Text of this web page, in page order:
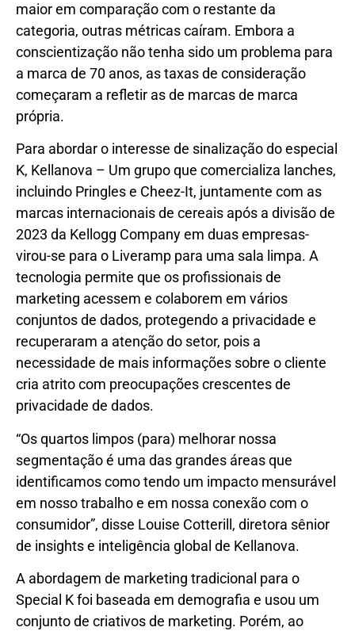
maior em comparação com o restante da
categoria, outras métricas caíram. Embora a
conscientização não tenha sido um problema para
a marca de 70 anos, as taxas de consideração
começaram a refletir as de marcas de marca
própria.
Para abordar o interesse de sinalização do especial
K, Kellanova – Um grupo que comercializa lanches,
incluindo Pringles e Cheez-It, juntamente com as
marcas internacionais de cereais após a divisão de
2023 da Kellogg Company em duas empresas-
virou-se para o Liveramp para uma sala limpa. A
tecnologia permite que os profissionais de
marketing acessem e colaborem em vários
conjuntos de dados, protegendo a privacidade e
recuperaram a atenção do setor, pois a
necessidade de mais informações sobre o cliente
cria atrito com preocupações crescentes de
privacidade de dados.
“Os quartos limpos (para) melhorar nossa
segmentação é uma das grandes áreas que
identificamos como tendo um impacto mensurável
em nosso trabalho e em nossa conexão com o
consumidor”, disse Louise Cotterill, diretora sênior
de insights e inteligência global de Kellanova.
A abordagem de marketing tradicional para o
Special K foi baseada em demografia e usou um
conjunto de criativos de marketing. Porém, ao